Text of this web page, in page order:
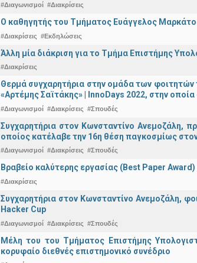
#Διαγωνισμοί #Διακρίσεις
Ο καθηγητής του Τμήματος Ευάγγελος
#Διακρίσεις #Εκδηλώσεις
Άλλη μία διάκριση για το Τμήμα Επιστήμης
#Διακρίσεις
Θερμά συγχαρητήρια στην ομάδα των
«Αρτέμης Σαϊτάκης» | InnoDays 2022, στην
#Διαγωνισμοί #Διακρίσεις #Σπουδές
Συγχαρητήρια στον Κωνσταντίνο Ανεμοζάλη,
οποίος κατέλαβε την 16η θέση παγκοσμίως
#Διαγωνισμοί #Διακρίσεις #Σπουδές
Βραβείο καλύτερης εργασίας (Best Paper Award)
#Διακρίσεις
Συγχαρητήρια στον Κωνσταντίνο Ανεμοζάλη,
Hacker Cup
#Διαγωνισμοί #Διακρίσεις #Σπουδές
Μέλη του του Τμήματος Επιστήμης
κορυφαίο διεθνές επιστημονικό συνέδριο